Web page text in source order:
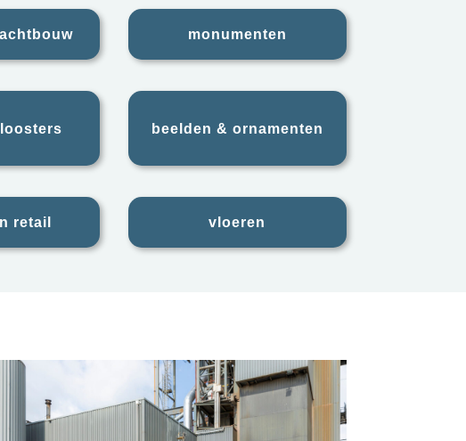
monumenten
beelden & ornamenten
retail vloeren